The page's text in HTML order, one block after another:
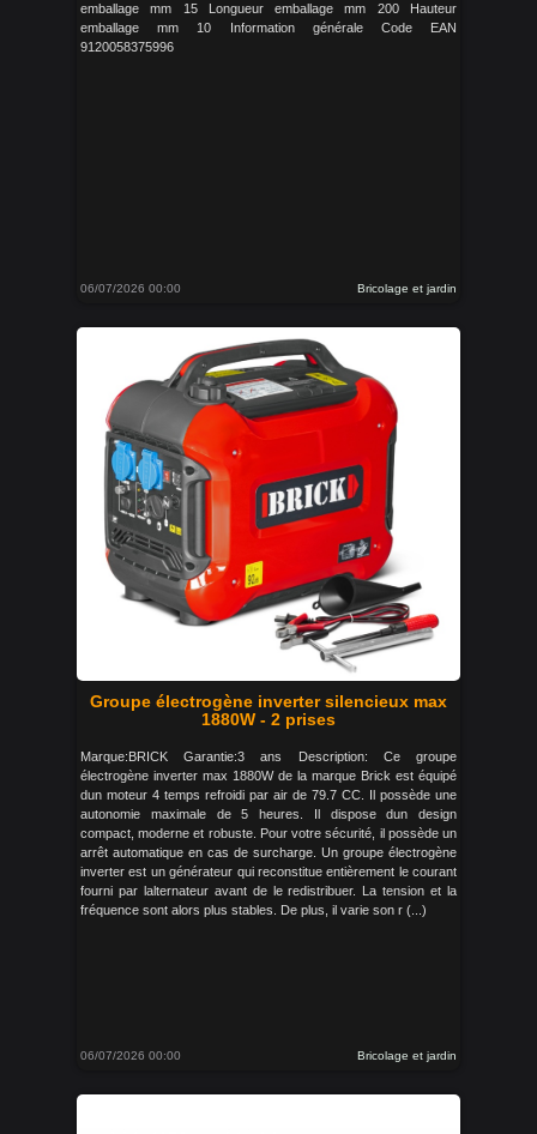
emballage mm 15 Longueur emballage mm 200 Hauteur
emballage mm 10 Information générale Code EAN
9120058375996
06/07/2026 00:00 Bricolage et jardin
Groupe électrogène inverter silencieux max
1880W - 2 prises
Marque:BRICK Garantie:3 ans Description: Ce groupe
électrogène inverter max 1880W de la marque Brick est équipé
dun moteur 4 temps refroidi par air de 79.7 CC. Il possède une
autonomie maximale de 5 heures. Il dispose dun design
compact, moderne et robuste. Pour votre sécurité, il possède un
arrêt automatique en cas de surcharge. Un groupe électrogène
inverter est un générateur qui reconstitue entièrement le courant
fourni par lalternateur avant de le redistribuer. La tension et la
fréquence sont alors plus stables. De plus, il varie son r (...)
06/07/2026 00:00 Bricolage et jardin